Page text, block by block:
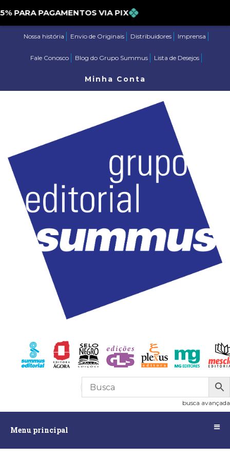
PAGAMENTOS VIA PIX
Nossa história Envio de Originais Distribuidores Imprensa
Fale Conosco Blog do Grupo Summus Lista de Desejos
Minha Conta
R$0,00
busca avançada
Menu principal
principalAssuntos